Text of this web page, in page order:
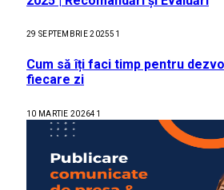
29 SEPTEMBRIE 202551
Cum să îți faci timp pentru
fiecare zi
10 MARTIE 202641